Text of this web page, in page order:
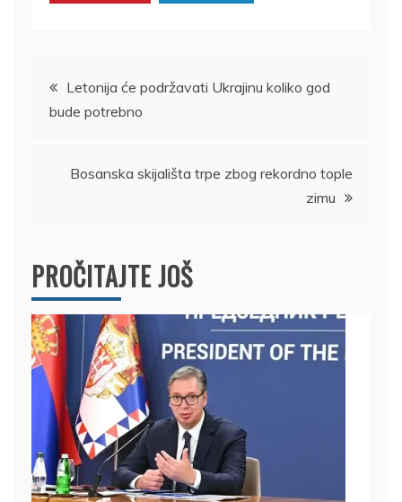
Kretanje
članka
Letonija će podržavati Ukrajinu koliko god
bude potrebno
Bosanska skijališta trpe zbog rekordno tople
zimu
PROČITAJTE JOŠ